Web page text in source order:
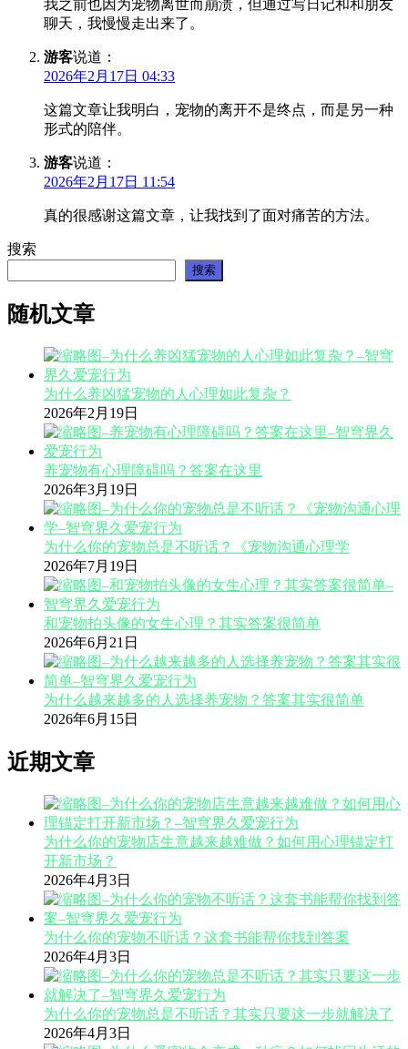
我之前也因为宠物离世而崩溃，但通过写日记和和朋友
聊天，我慢慢走出来了。
游客说道：
2026年2月17日 04:33
这篇文章让我明白，宠物的离开不是终点，而是另一种
形式的陪伴。
游客说道：
2026年2月17日 11:54
真的很感谢这篇文章，让我找到了面对痛苦的方法。
搜索
搜索
随机文章
为什么养凶猛宠物的人心理如此复杂？
2026年2月19日
养宠物有心理障碍吗？答案在这里
2026年3月19日
为什么你的宠物总是不听话？《宠物沟通心理学
2026年7月19日
和宠物拍头像的女生心理？其实答案很简单
2026年6月21日
为什么越来越多的人选择养宠物？答案其实很简单
2026年6月15日
近期文章
为什么你的宠物店生意越来越难做？如何用心理锚定打
开新市场？
2026年4月3日
为什么你的宠物不听话？这套书能帮你找到答案
2026年4月3日
为什么你的宠物总是不听话？其实只要这一步就解决了
2026年4月3日